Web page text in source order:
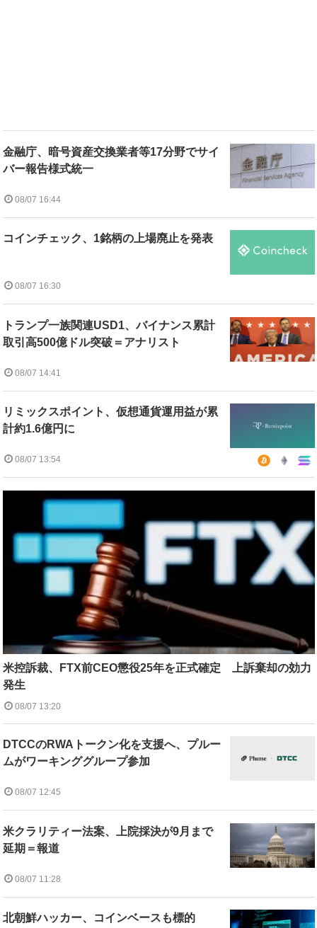
金融庁、暗号資産交換業者等17分野でサイ
バー報告様式統一
08/07 16:44
コインチェック、1銘柄の上場廃止を発表
08/07 16:30
トランプ一族関連USD1、バイナンス累計
取引高500億ドル突破＝アナリスト
08/07 14:41
リミックスポイント、仮想通貨運用益が累
計約1.6億円に
08/07 13:54
米控訴裁、FTX前CEO懲役25年を正式確定 上訴棄却の効力
発生
08/07 13:20
DTCCのRWAトークン化を支援へ、プルー
ムがワーキンググループ参加
08/07 12:45
米クラリティー法案、上院採決が9月まで
延期＝報道
08/07 11:28
北朝鮮ハッカー、コインベースも標的